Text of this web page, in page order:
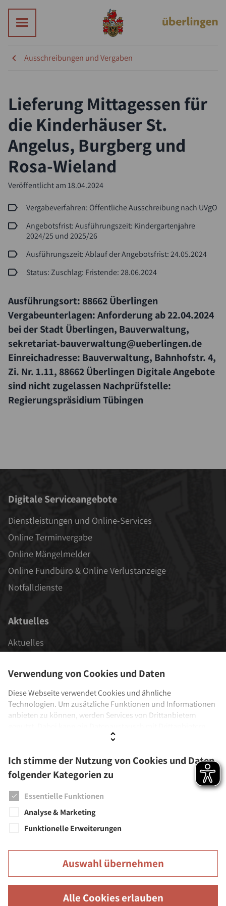
Ausschreibungen und Vergaben
Lieferung Mittagessen für
die Kinderhäuser St.
Angelus, Burgberg und
Rosa-Wieland
Veröffentlicht am18.04.2024
Vergabeverfahren: Öffentliche Ausschreibung nach UVgO
Angebotsfrist: Ausführungszeit: Kindergartenjahre
2024/25 und 2025/26
Ausführungszeit: Ablauf der Angebotsfrist: 24.05.2024
Status: Zuschlag: Fristende: 28.06.2024
Ausführungsort: 88662 Überlingen
Vergabeunterlagen: Anforderung ab 22.04.2024
bei der Stadt Überlingen, Bauverwaltung,
sekretariat-bauverwaltung@ueberlingen.de
Einreichadresse: Bauverwaltung, Bahnhofstr. 4,
Zi. Nr. 1.11, 88662 Überlingen Digitale Angebote
sind nicht zugelassen Nachprüfstelle:
Regierungspräsidium Tübingen
Digitale Serviceangebote
Dienstleistungen und Online-Services
Online Terminvergabe
Online Mängelmelder
Online Fundbüro & Online Verlustanzeige
Notfalldienste
Aktuelles
Aktuelles
Stadt als Arbeitgeber
Einrichtungen
Städtisches Museum
Städtische Galerien
Feuerwehr
Große Kreisstadt Überlingen | Rathaus | Münsterstr. 15-17 |
88662 Überlingen
Leichte Sprache
Suche
Verwendung von Cookies und Daten
Diese Webseite verwendet Cookies und ähnliche
Technologien. Um zusätzliche Funktionen und Informationen
anbieten zu können, werden Services von Drittanbietern
stattfinden. Wenn Sie der Verwendung nicht zustimmen,
technisch notwendig sind.
Weitere Informationen sowie Details zu den Kategorien finden
Sie unterDatenschutzundImpressum.
Ich stimme der Nutzung von Cookies und Daten
folgender Kategorien zu
Essentielle Funktionen
Analyse & Marketing
Funktionelle Erweiterungen
Alle Cookies erlauben
Auswahl übernehmen